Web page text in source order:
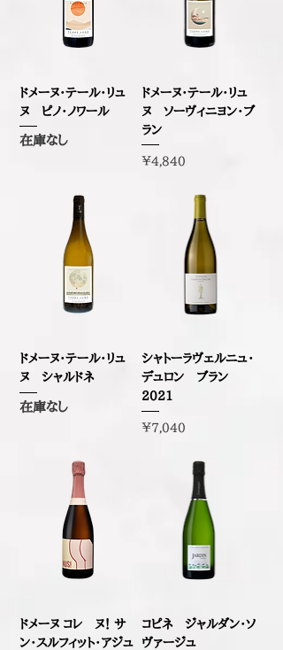
ドメーヌ・テール・リュ
ヌ ピノ・ノワール
在庫なし
ドメーヌ・テール・リュ
ヌ ソーヴィニヨン・ブ
ラン
価格
￥4,840
ドメーヌ・テール・リュ
ヌ シャルドネ
在庫なし
シャトーラヴェルニュ・
デュロン ブラン
2021
価格
￥7,040
ドメーヌ コレ ヌ！ サ
ン・スルフィット・アジュ
コピネ ジャルダン・ソ
ヴァージュ